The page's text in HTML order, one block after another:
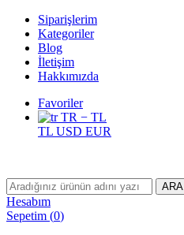
Siparişlerim
Kategoriler
Blog
İletişim
Hakkımızda
Favoriler
TR − TL
TL USD EUR
ARA
Hesabım
Sepetim (0)